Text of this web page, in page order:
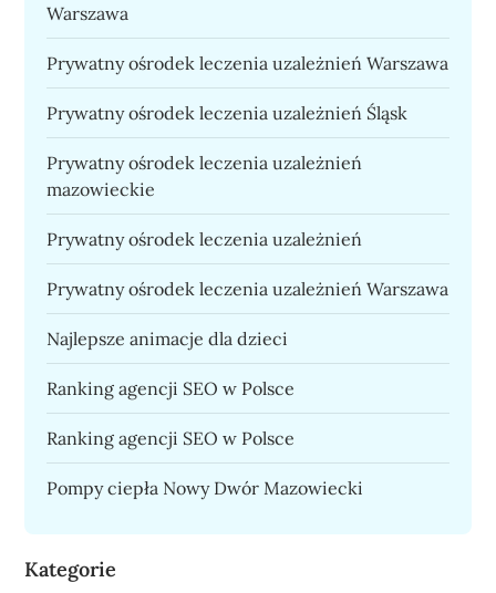
Warszawa
Prywatny ośrodek leczenia uzależnień Warszawa
Prywatny ośrodek leczenia uzależnień Śląsk
Prywatny ośrodek leczenia uzależnień
mazowieckie
Prywatny ośrodek leczenia uzależnień
Prywatny ośrodek leczenia uzależnień Warszawa
Najlepsze animacje dla dzieci
Ranking agencji SEO w Polsce
Ranking agencji SEO w Polsce
Pompy ciepła Nowy Dwór Mazowiecki
Kategorie